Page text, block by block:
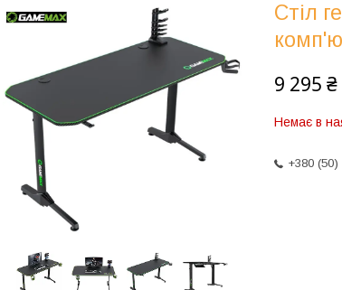
Стіл
9 295 ₴
Немає в
+380 (50)